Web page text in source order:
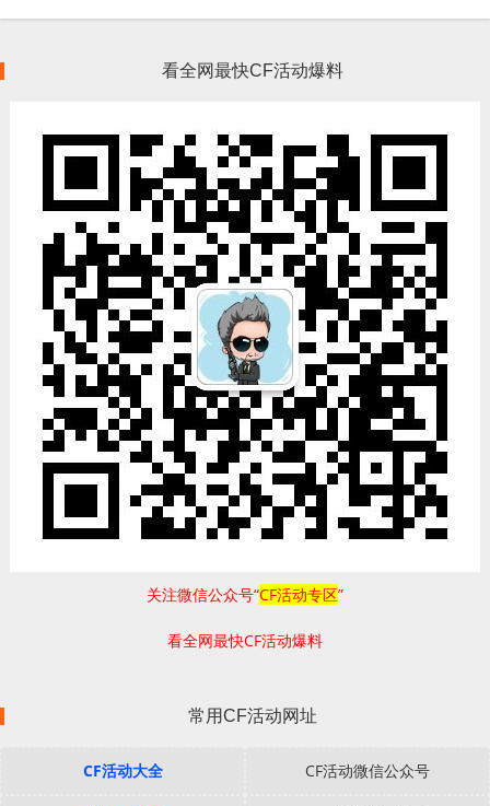
看全网最快CF活动爆料
关注微信公众号“CF活动专区”
看全网最快CF活动爆料
常用CF活动网址
CF活动大全 CF活动微信公众号